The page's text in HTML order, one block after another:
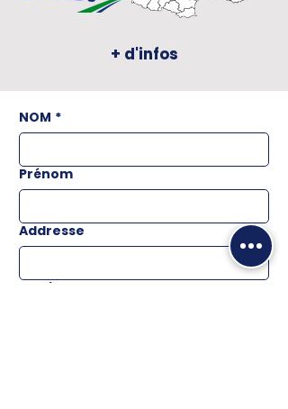
+ d'infos
NOM *
Prénom
Addresse
Email